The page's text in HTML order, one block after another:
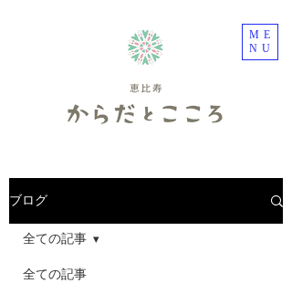
ME
NU
ブログ
全ての記事
全ての記事